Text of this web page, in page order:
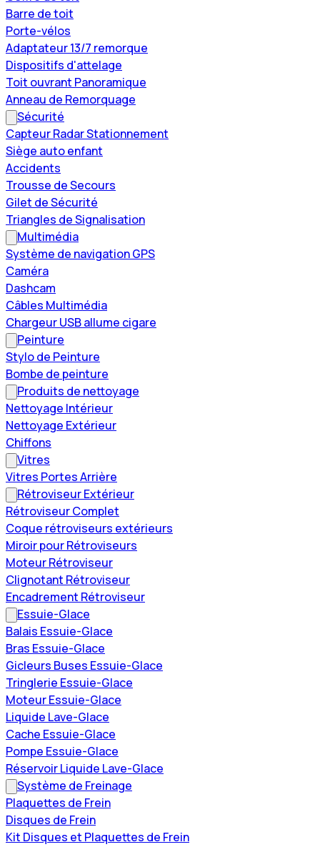
Barre de toit
Porte-vélos
Adaptateur 13/7 remorque
Dispositifs d'attelage
Toit ouvrant Panoramique
Anneau de Remorquage
Sécurité
Capteur Radar Stationnement
Siège auto enfant
Accidents
Trousse de Secours
Gilet de Sécurité
Triangles de Signalisation
Multimédia
Système de navigation GPS
Caméra
Dashcam
Câbles Multimédia
Chargeur USB allume cigare
Peinture
Stylo de Peinture
Bombe de peinture
Produits de nettoyage
Nettoyage Intérieur
Nettoyage Extérieur
Chiffons
Vitres
Vitres Portes Arrière
Rétroviseur Extérieur
Rétroviseur Complet
Coque rétroviseurs extérieurs
Miroir pour Rétroviseurs
Moteur Rétroviseur
Clignotant Rétroviseur
Encadrement Rétroviseur
Essuie-Glace
Balais Essuie-Glace
Bras Essuie-Glace
Gicleurs Buses Essuie-Glace
Tringlerie Essuie-Glace
Moteur Essuie-Glace
Liquide Lave-Glace
Cache Essuie-Glace
Pompe Essuie-Glace
Réservoir Liquide Lave-Glace
Système de Freinage
Plaquettes de Frein
Disques de Frein
Kit Disques et Plaquettes de Frein